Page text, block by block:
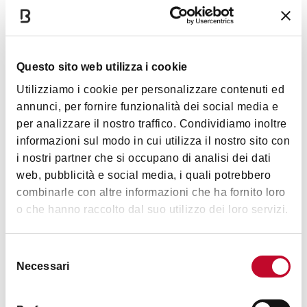
Questo sito web utilizza i cookie
Utilizziamo i cookie per personalizzare contenuti ed
annunci, per fornire funzionalità dei social media e
per analizzare il nostro traffico. Condividiamo inoltre
informazioni sul modo in cui utilizza il nostro sito con
i nostri partner che si occupano di analisi dei dati
web, pubblicità e social media, i quali potrebbero
combinarle con altre informazioni che ha fornito loro
o che hanno raccolto dal suo utilizzo dei loro servizi.
delNecessari
Gli spazi consentono in tutte le sale buona possibilità di
movimento, sosta e fruizione di quasi tutte le opere
traversine antisdrucciolo scomode per le carrozzine, in
disposizione un ascensore spazioso. E’ presente un bagno
attrezzato.
Disabilità uditive
Il museo, situato al secondo piano di palazzo D’Accursio, è
raggiungibile con ascensore e ben indicato. Il museo è
fruibile in maniera autonoma, poichè l'itinerario è chiaro e
ben segnalato. I pannelli esplicativi e le schede di sala
numerate, risultano ricchi di informazioni anche se
storica. Non sono previste modalità di comunicazione visiva
Orari
Lunedì Chiuso
Martedì 14:00-19:00
Mercoledì 10:00-19:00
14:00-19:00